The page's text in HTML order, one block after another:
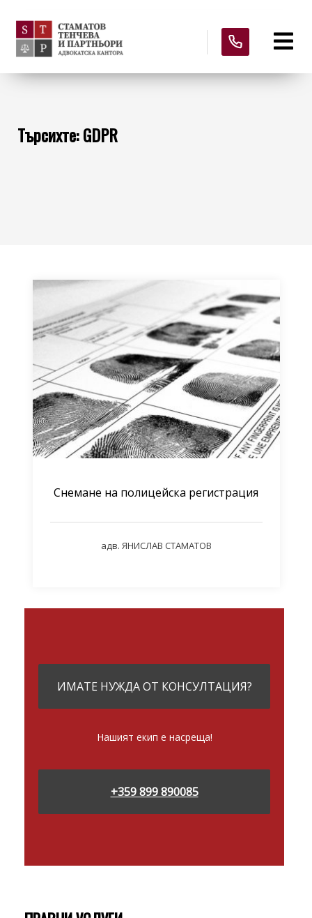
Търсихте: GDPR
Снемане на полицейска регистрация
адв. ЯНИСЛАВ СТАМАТОВ
ИМАТЕ НУЖДА ОТ КОНСУЛТАЦИЯ?
Нашият екип е насреща!
+359 899 890085